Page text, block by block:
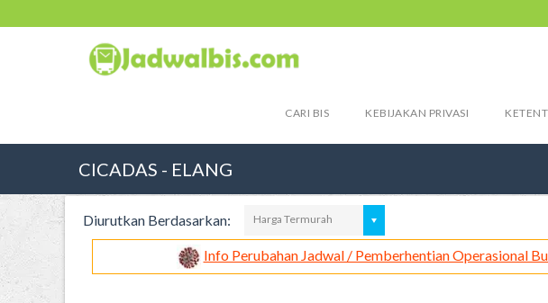
CARI BIS KEBIJAKAN PRIVASI
CICADAS - ELANG
Diurutkan Berdasarkan: Harga Termurah
Info Perubahan Jadwal / Pemberhentian Operasional